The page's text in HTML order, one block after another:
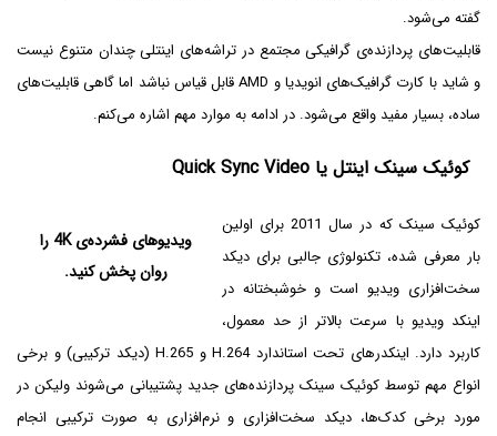
گفته می‌شود.
قابلیت‌های پردازنده‌ی گرافیکی مجتمع در تراشه‌های اینتلی چندان متنوع نیست
و شاید با کارت گرافیک‌های انویدیا و AMD قابل قیاس نباشد اما گاهی قابلیت‌های
ساده، بسیار مفید واقع می‌شود. در ادامه به موارد مهم اشاره می‌کنم.
کوئیک سینک اینتل یا Quick Sync Video
ویدیوهای فشرده‌ی 4K را
روان پخش کنید.
کوئیک سینک که در سال 2011 برای اولین
بار معرفی شده، تکنولوژی جالبی برای دیکد
سخت‌افزاری ویدیو است و خوشبختانه در
اینکد ویدیو با سرعت بالاتر از حد معمول،
کاربرد دارد. اینکدرهای تحت استاندارد H.264 و H.265 (دیکد ترکیبی) و برخی
انواع مهم توسط کوئیک سینک پردازنده‌های جدید پشتیبانی می‌شوند ولیکن در
مورد برخی کدک‌ها، دیکد سخت‌‎افزاری و نرم‌افزاری به صورت ترکیبی انجام